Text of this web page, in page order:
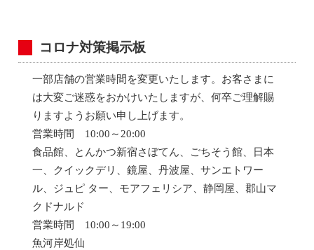
コロナ対策掲示板
一部店舗の営業時間を変更いたします。お客さまに
は大変ご迷惑をおかけいたしますが、何卒ご理解賜
りますようお願い申し上げます。
営業時間 10:00～20:00
食品館、とんかつ新宿さぼてん、ごちそう館、日本
一、クイックデリ、鏡屋、丹波屋、サンエトワー
ル、ジュピ ター、モアフェリシア、静岡屋、郡山マ
クドナルド
営業時間 10:00～19:00
魚河岸処仙